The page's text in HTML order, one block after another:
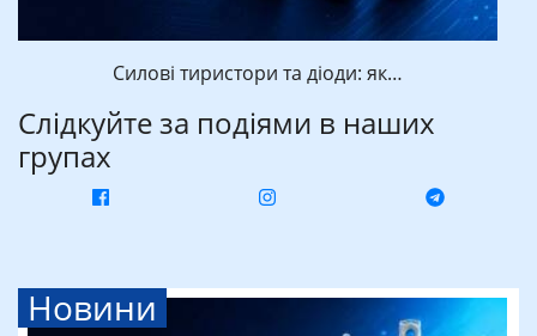
Силові тиристори та діоди: як…
Слідкуйте за подіями в наших
групах
Новини